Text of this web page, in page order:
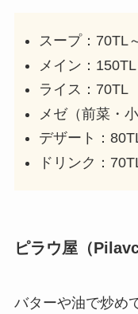
スープ：70TL
メイン：
ライス：70TL
メゼ（前菜・
デザート：
ドリンク：
ピラウ屋（
バターや油で炒め